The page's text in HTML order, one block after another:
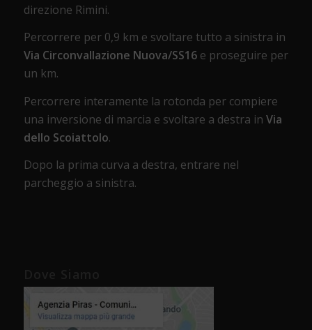
direzione Rimini.
Percorrere per 0,9 km e svoltare tutto a sinistra in
Via Circonvallazione Nuova/SS16e proseguire per
un km.
Percorrere interamente la rotonda per compiere
una inversione di marcia e svoltare a destra in Via
dello Scoiattolo.
Dopo la prima curva a destra, entrare nel
parcheggio a sinistra.